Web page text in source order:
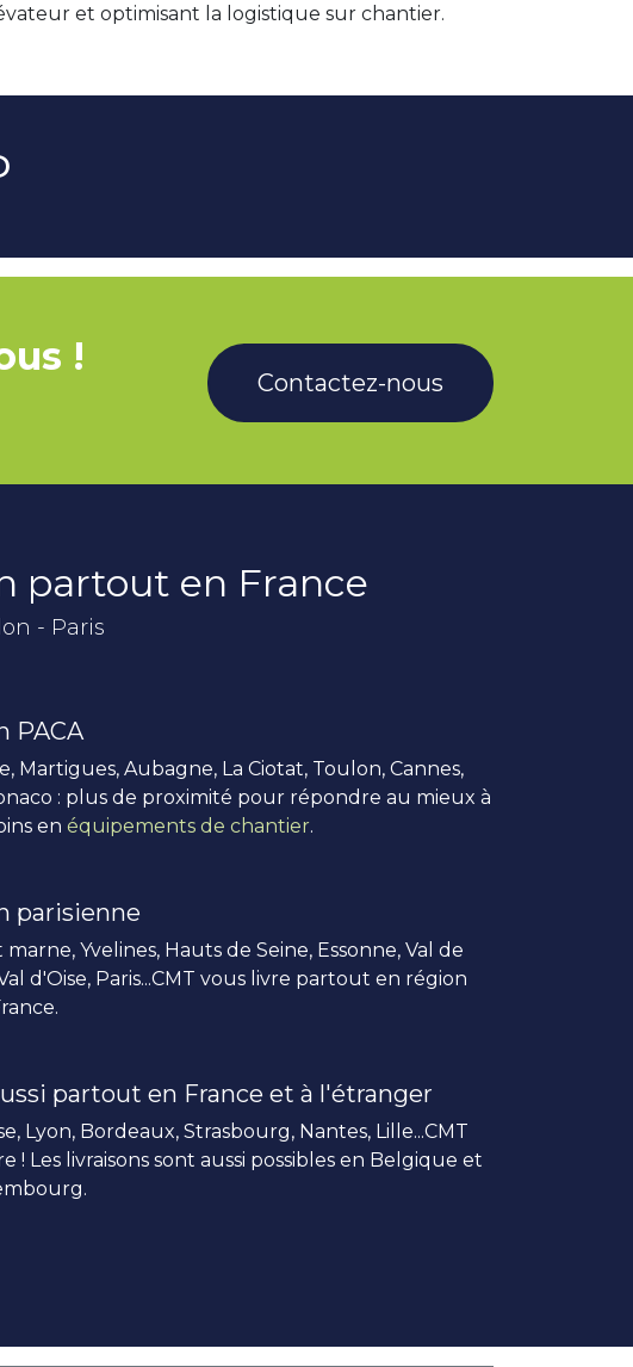
et optimisant la logistique sur chantier.
!
Contactez-nous
partout en France
- Paris
PACA
Martigues, Aubagne, La Ciotat, Toulon, Cannes,
: plus de proximité pour répondre au mieux à
en équipements de chantier.
parisienne
marne, Yvelines, Hauts de Seine, Essonne, Val de
d'Oise, Paris...CMT vous livre partout en région
partout en France et à l'étranger
Lyon, Bordeaux, Strasbourg, Nantes, Lille...CMT
! Les livraisons sont aussi possibles en Belgique et